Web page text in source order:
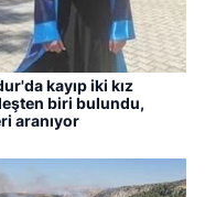
kayıp iki kız
biri bulundu,
aranıyor